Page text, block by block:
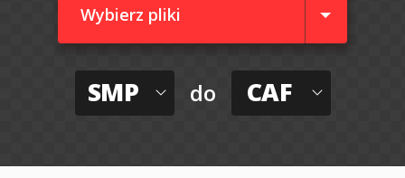
Wybierz pliki
SMP do CAF